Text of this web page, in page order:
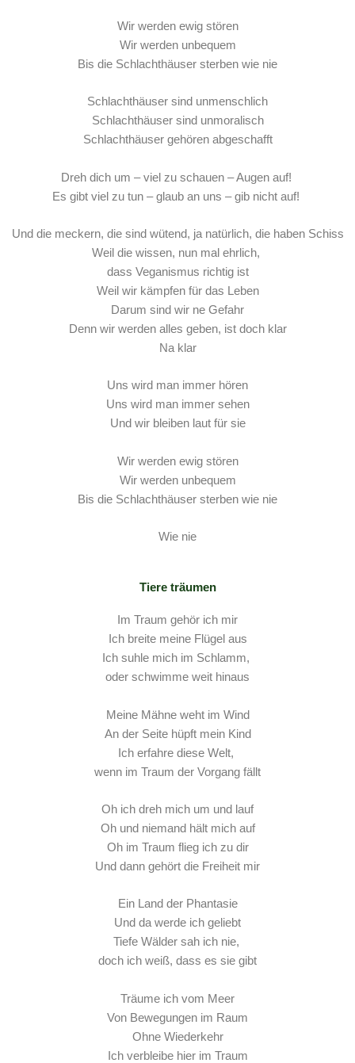
Wir werden ewig stören
Wir werden unbequem
Bis die Schlachthäuser sterben wie nie
Schlachthäuser sind unmenschlich
Schlachthäuser sind unmoralisch
Schlachthäuser gehören abgeschafft
Dreh dich um – viel zu schauen – Augen auf!
Es gibt viel zu tun – glaub an uns – gib nicht auf!
Und die meckern, die sind wütend, ja natürlich, die haben Schiss
Weil die wissen, nun mal ehrlich,
dass Veganismus richtig ist
Weil wir kämpfen für das Leben
Darum sind wir ne Gefahr
Denn wir werden alles geben, ist doch klar
Na klar
Uns wird man immer hören
Uns wird man immer sehen
Und wir bleiben laut für sie
Wir werden ewig stören
Wir werden unbequem
Bis die Schlachthäuser sterben wie nie
Wie nie
Tiere träumen
Im Traum gehör ich mir
Ich breite meine Flügel aus
Ich suhle mich im Schlamm,
oder schwimme weit hinaus
Meine Mähne weht im Wind
An der Seite hüpft mein Kind
Ich erfahre diese Welt,
wenn im Traum der Vorgang fällt
Oh ich dreh mich um und lauf
Oh und niemand hält mich auf
Oh im Traum flieg ich zu dir
Und dann gehört die Freiheit mir
Ein Land der Phantasie
Und da werde ich geliebt
Tiefe Wälder sah ich nie,
doch ich weiß, dass es sie gibt
Träume ich vom Meer
Von Bewegungen im Raum
Ohne Wiederkehr
Ich verbleibe hier im Traum